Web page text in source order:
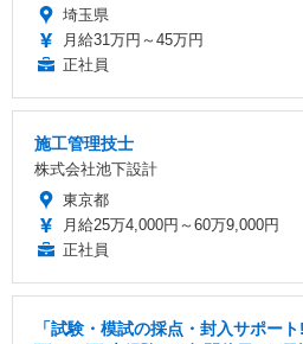
埼玉県
月給31万円～45万円
正社員
施工管理技士
株式会社池下設計
東京都
月給25万4,000円～60万9,000円
正社員
「試験・模試の採点・封入サポー